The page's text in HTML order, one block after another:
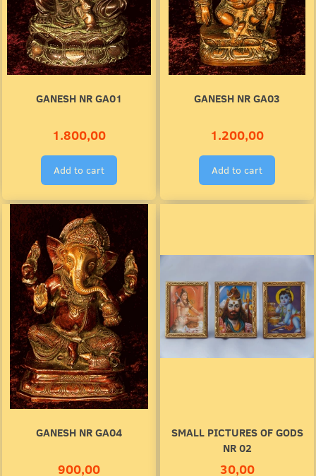
GANESH NR GA01
1.800,00
Add to cart
GANESH NR GA03
1.200,00
Add to cart
GANESH NR GA04
900,00
SMALL PICTURES OF GODS
NR 02
30,00